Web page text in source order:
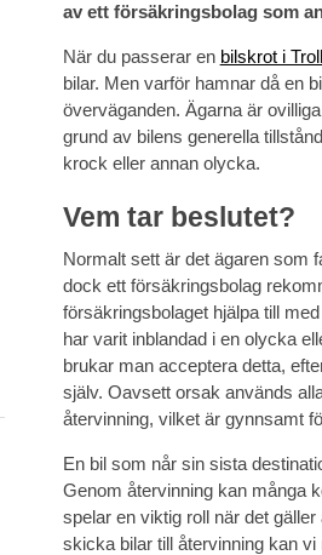
av ett försäkringsbolag som
När du passerar en bilskrot i
bilar. Men varför hamnar då en
överväganden. Ägarna är
grund av bilens generella
krock eller annan olycka.
Vem tar beslutet?
Normalt sett är det ägaren som
dock ett försäkringsbolag
försäkringsbolaget hjälpa till
har varit inblandad i en olycka
brukar man acceptera detta,
själv. Oavsett orsak används
återvinning, vilket är gynnsamt
En bil som når sin sista
Genom återvinning kan många
spelar en viktig roll när det
skicka bilar till återvinning kan